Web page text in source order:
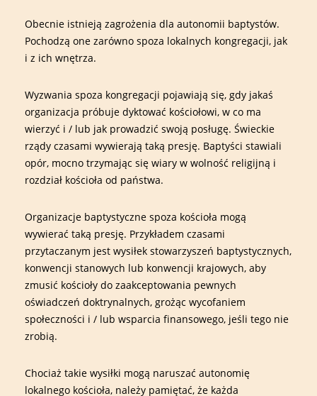
Obecnie istnieją zagrożenia dla autonomii baptystów.
Pochodzą one zarówno spoza lokalnych kongregacji, jak
i z ich wnętrza.
Wyzwania spoza kongregacji pojawiają się, gdy jakaś
organizacja próbuje dyktować kościołowi, w co ma
wierzyć i / lub jak prowadzić swoją posługę. Świeckie
rządy czasami wywierają taką presję. Baptyści stawiali
opór, mocno trzymając się wiary w wolność religijną i
rozdział kościoła od państwa.
Organizacje baptystyczne spoza kościoła mogą
wywierać taką presję. Przykładem czasami
przytaczanym jest wysiłek stowarzyszeń baptystycznych,
konwencji stanowych lub konwencji krajowych, aby
zmusić kościoły do zaakceptowania pewnych
oświadczeń doktrynalnych, grożąc wycofaniem
społeczności i / lub wsparcia finansowego, jeśli tego nie
zrobią.
Chociaż takie wysiłki mogą naruszać autonomię
lokalnego kościoła, należy pamiętać, że każda